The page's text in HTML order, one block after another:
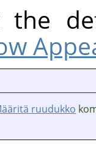
the
ruudukko